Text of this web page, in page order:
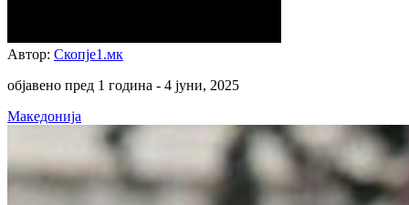
Автор: Скопје1.мк
објавено пред 1 година - 4 јуни, 2025
Македонија